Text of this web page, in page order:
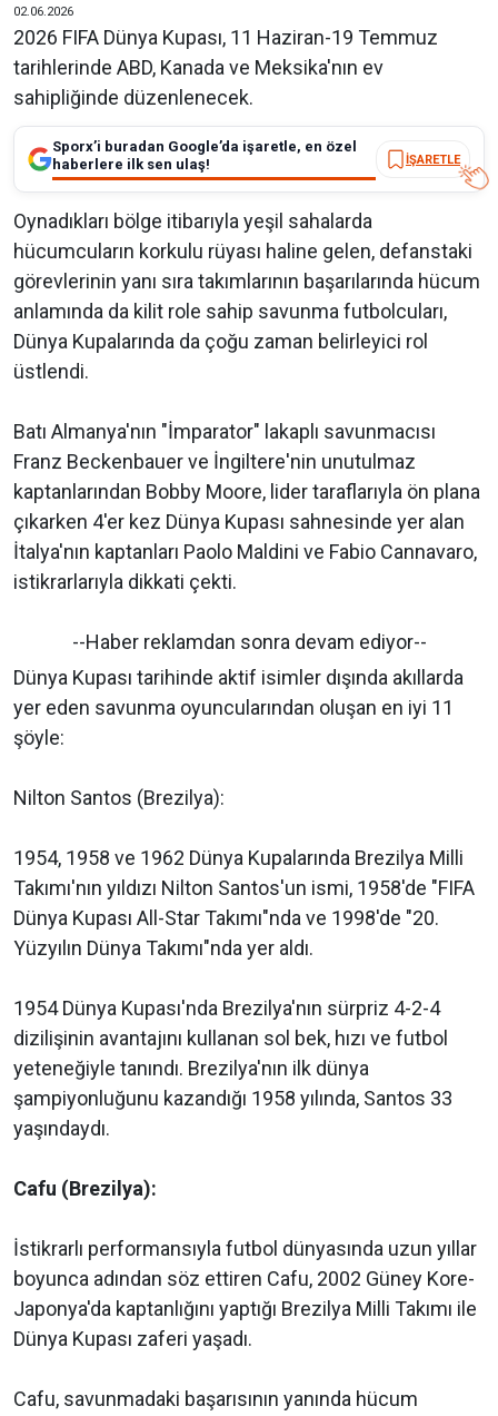
02.06.2026
2026 FIFA Dünya Kupası, 11 Haziran-19 Temmuz
tarihlerinde ABD, Kanada ve Meksika'nın ev
sahipliğinde düzenlenecek.
Sporx’i buradan Google’da işaretle, en özel
haberlere ilk sen ulaş!
İŞARETLE
Oynadıkları bölge itibarıyla yeşil sahalarda
hücumcuların korkulu rüyası haline gelen, defanstaki
görevlerinin yanı sıra takımlarının başarılarında hücum
anlamında da kilit role sahip savunma futbolcuları,
Dünya Kupalarında da çoğu zaman belirleyici rol
üstlendi.
Batı Almanya'nın "İmparator" lakaplı savunmacısı
Franz Beckenbauer ve İngiltere'nin unutulmaz
kaptanlarından Bobby Moore, lider taraflarıyla ön plana
çıkarken 4'er kez Dünya Kupası sahnesinde yer alan
İtalya'nın kaptanları Paolo Maldini ve Fabio Cannavaro,
istikrarlarıyla dikkati çekti.
--Haber reklamdan sonra devam ediyor--
Dünya Kupası tarihinde aktif isimler dışında akıllarda
yer eden savunma oyuncularından oluşan en iyi 11
şöyle:
Nilton Santos (Brezilya):
1954, 1958 ve 1962 Dünya Kupalarında Brezilya Milli
Takımı'nın yıldızı Nilton Santos'un ismi, 1958'de "FIFA
Dünya Kupası All-Star Takımı"nda ve 1998'de "20.
Yüzyılın Dünya Takımı"nda yer aldı.
1954 Dünya Kupası'nda Brezilya'nın sürpriz 4-2-4
dizilişinin avantajını kullanan sol bek, hızı ve futbol
yeteneğiyle tanındı. Brezilya'nın ilk dünya
şampiyonluğunu kazandığı 1958 yılında, Santos 33
yaşındaydı.
Cafu (Brezilya):
İstikrarlı performansıyla futbol dünyasında uzun yıllar
boyunca adından söz ettiren Cafu, 2002 Güney Kore-
Japonya'da kaptanlığını yaptığı Brezilya Milli Takımı ile
Dünya Kupası zaferi yaşadı.
Cafu, savunmadaki başarısının yanında hücum